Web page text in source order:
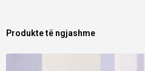
Produkte të ngjashme